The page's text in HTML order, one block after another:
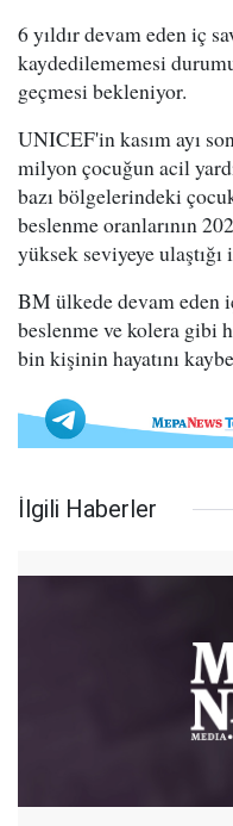
6 yıldır devam eden iç
kaydedilememesi
geçmesi bekleniyor.
UNICEF'in kasım ayı
milyon çocuğun acil
bazı bölgelerindeki
beslenme oranlarının
yüksek seviyeye
BM ülkede devam eden
beslenme ve kolera gibi
bin kişinin hayatını
İlgili Haberler